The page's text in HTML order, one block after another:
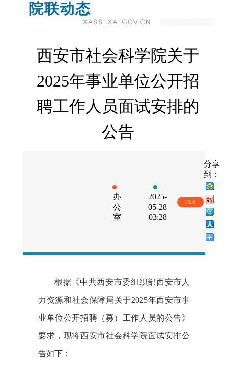
院联动态
西安市社会科学院关于
2025年事业单位公开招
聘工作人员面试安排的
公告
办
公
室
2025-
05-28
03:28
7151
分享
到：
根据《中共西安市委组织部西安市人
力资源和社会保障局关于2025年西安市事
业单位公开招聘（募）工作人员的公告》
要求，现将西安市社会科学院面试安排公
告如下：